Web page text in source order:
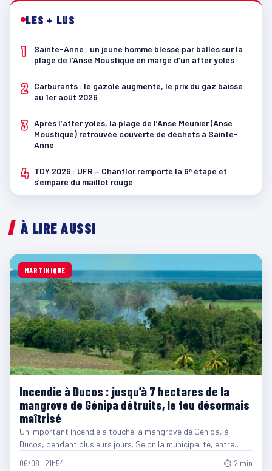
LES + LUS
1
Sainte-Anne : un jeune homme blessé par balles sur la
plage de l’Anse Moustique en marge d’un after yoles
2
Carburants : le gazole augmente, le prix du gaz baisse
au 1er août 2026
3 Après l’after yoles, la plage de l’Anse Meunier (Anse
Moustique) retrouvée couverte de déchets à Sainte-
Anne
4 TDY 2026 : UFR – Chanflor remporte la 6ᵉ étape et
s’empare du maillot rouge
À LIRE AUSSI
MARTINIQUE
Incendie à Ducos : jusqu’à 7 hectares de la
mangrove de Génipa détruits, le feu désormais
maîtrisé
Un important incendie a touché la mangrove de Génipa, à
Ducos, pendant plusieurs jours. Selon la municipalité, entre…
06/08 · 21h54 ⏱ 2 min